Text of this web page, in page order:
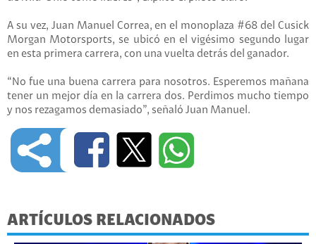
A su vez, Juan Manuel Correa, en el monoplaza #68 del Cusick
Morgan Motorsports, se ubicó en el vigésimo segundo lugar
en esta primera carrera, con una vuelta detrás del ganador.
“No fue una buena carrera para nosotros. Esperemos mañana
tener un mejor día en la carrera dos. Perdimos mucho tiempo
y nos rezagamos demasiado”, señaló Juan Manuel.
ARTÍCULOS RELACIONADOS